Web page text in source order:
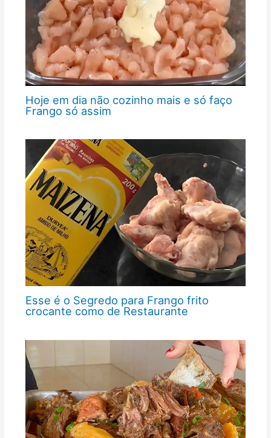
Hoje em dia não cozinho mais e só faço
Frango só assim
Esse é o Segredo para Frango frito
crocante como de Restaurante